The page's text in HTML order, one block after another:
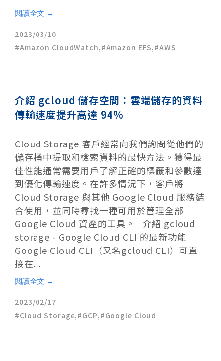
閱讀全文 →
2023/03/10
Amazon CloudWatch, Amazon EFS, AWS
介紹 gcloud 儲存空間：雲端儲存的資料
傳輸速度提升高達 94%
Cloud Storage 客戶經常向我們詢問從他們的
儲存桶中提取和檢索資料的最快方法。獲得最
佳性能通常需要用戶了解正確的標籤和參數達
到優化傳輸速度。在許多情況下，客戶將
Cloud Storage 與其他 Google Cloud 服務結
合使用，並同時尋找一種可用於管理全部
Google Cloud 資產的工具。 介紹 gcloud
storage - Google Cloud CLI 的最新功能
Google Cloud CLI（又名gcloud CLI）可直
接在...
閱讀全文 →
2023/02/17
Cloud Storage, GCP, Google Cloud